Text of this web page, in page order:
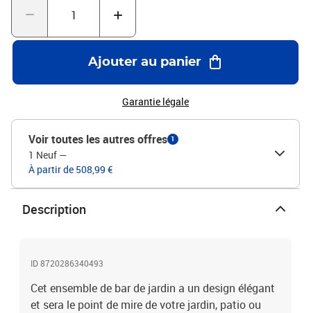
:1 x table8 x tabouret de bar
Ajouter au panier
Garantie légale
Voir toutes les autres offres 1
1 Neuf —
À partir de 508,99 €
Description
ID 8720286340493
Cet ensemble de bar de jardin a un design élégant
et sera le point de mire de votre jardin, patio ou